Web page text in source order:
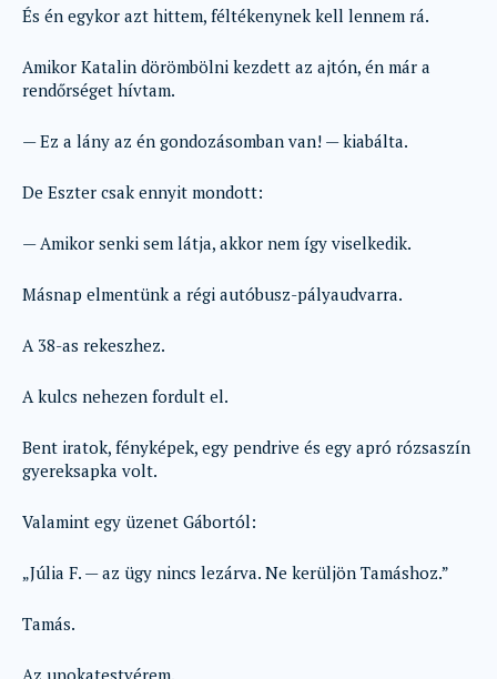
És én egykor azt hittem, féltékenynek kell lennem rá.
Amikor Katalin dörömbölni kezdett az ajtón, én már a
rendőrséget hívtam.
— Ez a lány az én gondozásomban van! — kiabálta.
De Eszter csak ennyit mondott:
— Amikor senki sem látja, akkor nem így viselkedik.
Másnap elmentünk a régi autóbusz-pályaudvarra.
A 38-as rekeszhez.
A kulcs nehezen fordult el.
Bent iratok, fényképek, egy pendrive és egy apró rózsaszín
gyereksapka volt.
Valamint egy üzenet Gábortól:
„Júlia F. — az ügy nincs lezárva. Ne kerüljön Tamáshoz.”
Tamás.
Az unokatestvérem.